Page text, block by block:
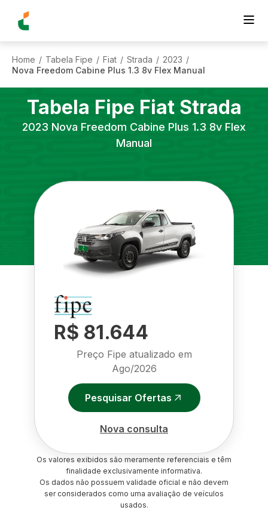
Home / Tabela Fipe / Fiat / Strada / 2023 /
Nova Freedom Cabine Plus 1.3 8v Flex Manual
Tabela Fipe Fiat Strada
2023 Nova Freedom Cabine Plus 1.3 8v Flex
Manual
R$ 81.644
Preço Fipe atualizado em
Ago/2026
Pesquisar Ofertas
Nova consulta
Os valores exibidos são meramente referenciais e têm
finalidade exclusivamente informativa.
Os dados não possuem validade oficial e não devem
ser considerados como uma avaliação de veículos
usados.